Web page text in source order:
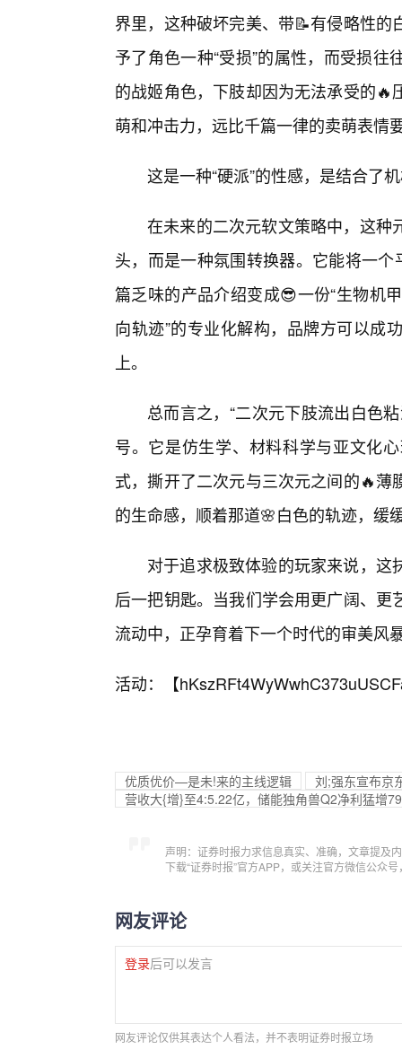
界里，这种破坏完美、带📝有侵略性
予了角色一种“受损”的属性，而受损
的战姬角色，下肢却因为无法承受的
萌和冲击力，远比千篇一律的卖萌表情
这是一种“硬派”的性感，是结合了
在未来的二次元软文策略中，这种
头，而是一种氛围转换器。它能将一
篇乏味的产品介绍变成😎一份“生物机
向轨迹”的专业化解构，品牌方可以成
上。
总而言之，“二次元下肢流出白色
号。它是仿生学、材料科学与亚文化
式，撕开了二次元与三次元之间的🔥
的生命感，顺着那道🌸白色的轨迹，缓
对于追求极致体验的玩家来说，
后一把钥匙。当我们学会用更广阔、
流动中，正孕育着下一个时代的审美风
活动：【
优质优价—是未!来的主线逻辑
刘;强东宣布京
营收大{增}至4:5.22亿，储能独角兽Q2净利猛增
声明：证券时报力求信息真实、准确，文章提及
下载“证券时报”官方APP，或关注官方微信公众
网友评论
登录后可以发言
网友评论仅供其表达个人看法，并不表明证券时报立场